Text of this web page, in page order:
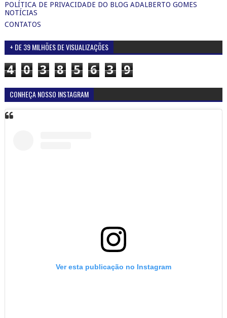
POLÍTICA DE PRIVACIDADE DO BLOG ADALBERTO GOMES
NOTÍCIAS
CONTATOS
+ DE 39 MILHÕES DE VISUALIZAÇÕES
4 0 3 8 5 6 3 9
CONHEÇA NOSSO INSTAGRAM
Ver esta publicação no Instagram